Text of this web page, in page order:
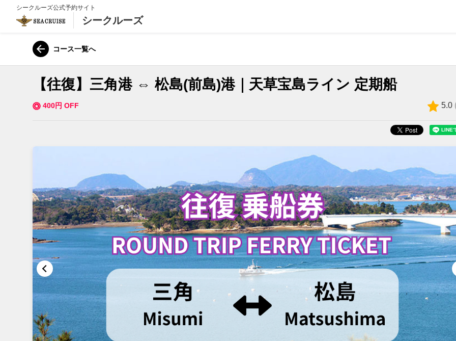
シークルーズ公式予約サイト
シークルーズ
コース一覧へ
【往復】三角港 ⇔ 松島(前島)港｜天草宝島ライン 定期船
400円 OFF 5.0